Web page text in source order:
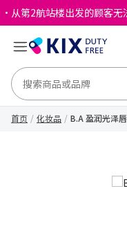
・从第2航站楼出发的顾客无
首页 化妆品 B.A 盈润光泽